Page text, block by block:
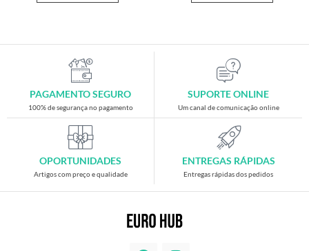
PAGAMENTO SEGURO
100% de segurança no pagamento
SUPORTE ONLINE
Um canal de comunicação online
OPORTUNIDADES
Artigos com preço e qualidade
ENTREGAS RÁPIDAS
Entregas rápidas dos pedidos